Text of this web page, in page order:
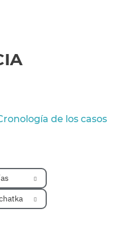
de los casos